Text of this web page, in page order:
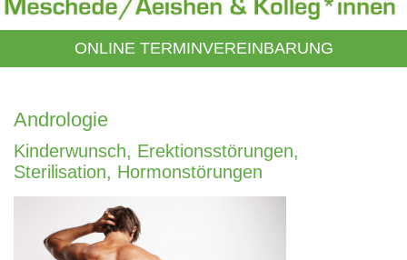
ONLINE TERMINVEREINBARUNG
Andrologie
Kinderwunsch, Erektionsstörungen,
Sterilisation, Hormonstörungen